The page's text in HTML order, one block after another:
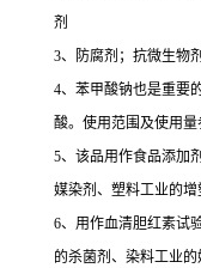
剂
3、防腐剂；抗微生物剂
4、苯甲酸钠也是重要
酸。使用范围及使用量
5、该品用作食品添加
媒染剂、塑料工业的增
6、用作血清胆红素试
的杀菌剂、染料工业